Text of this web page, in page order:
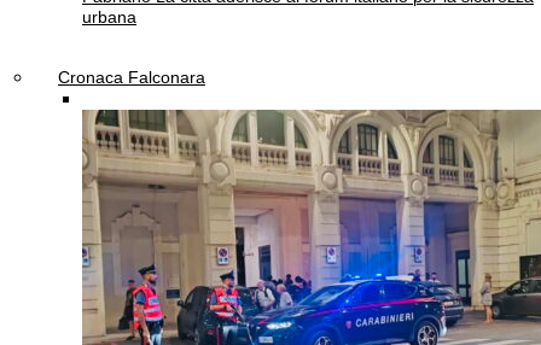
urbana
Cronaca Falconara